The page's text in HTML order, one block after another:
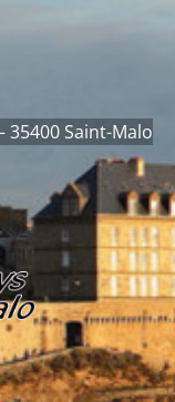
35400 Saint-Malo